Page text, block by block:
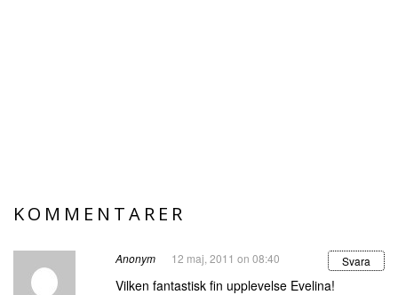
KOMMENTARER
Anonym 12 maj, 2011 on 08:40 Svara
Vilken fantastisk fin upplevelse Evelina!